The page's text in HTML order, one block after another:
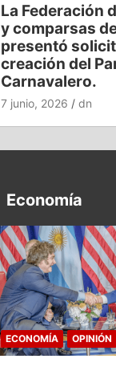
La Federación
y comparsas
presentó
creación del
Carnavalero.
7 junio, 2026 dn
Economía
ECONOMÍA OPINIÓN